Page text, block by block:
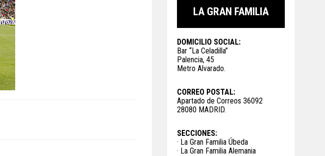
LA GRAN FAMILIA
DOMICILIO SOCIAL:
Bar “La Celadilla”
Palencia, 45
Metro Alvarado.
CORREO POSTAL:
Apartado de Correos 36092
28080 MADRID.
SECCIONES:
· La Gran Familia Úbeda
· La Gran Familia Alemania